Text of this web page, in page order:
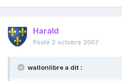
Harald
Posté 2 octobre 2007
wallonlibre a dit :